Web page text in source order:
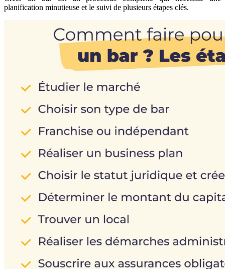
planification minutieuse et le suivi de plusieurs étapes clés.